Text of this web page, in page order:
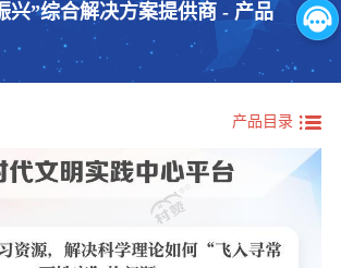
产品概览
产业振兴
生态振兴
委局办应用
兴”综合解决方案提供商 - 产品
产品目录